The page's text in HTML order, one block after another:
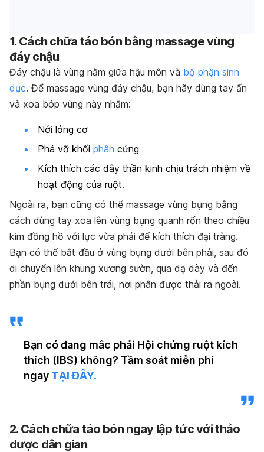
1. Cách chữa táo bón bằng massage vùng
đáy chậu
Đáy chậu là vùng nằm giữa hậu môn và bộ phận sinh
dục. Để massage vùng đáy chậu, bạn hãy dùng tay ấn
và xoa bóp vùng này nhằm:
Nới lỏng cơ
Phá vỡ khối phân cứng
Kích thích các dây thần kinh chịu trách nhiệm về
hoạt động của ruột.
Ngoài ra, bạn cũng có thể massage vùng bụng bằng
cách dùng tay xoa lên vùng bụng quanh rốn theo chiều
kim đồng hồ với lực vừa phải để kích thích đại tràng.
Bạn có thể bắt đầu ở vùng bụng dưới bên phải, sau đó
di chuyển lên khung xương sườn, qua dạ dày và đến
phần bụng dưới bên trái, nơi phân được thải ra ngoài.
Bạn có đang mắc phải Hội chứng ruột kích
thích (IBS) không? Tầm soát miễn phí
ngay TẠI ĐÂY.
2. Cách chữa táo bón ngay lập tức với thảo
dược dân gian